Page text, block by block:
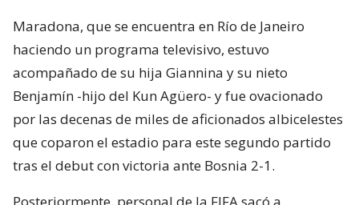
Maradona, que se encuentra en Río de Janeiro
haciendo un programa televisivo, estuvo
acompañado de su hija Giannina y su nieto
Benjamín -hijo del Kun Agüero- y fue ovacionado
por las decenas de miles de aficionados albicelestes
que coparon el estadio para este segundo partido
tras el debut con victoria ante Bosnia 2-1.
Posteriormente, personal de la FIFA sacó a